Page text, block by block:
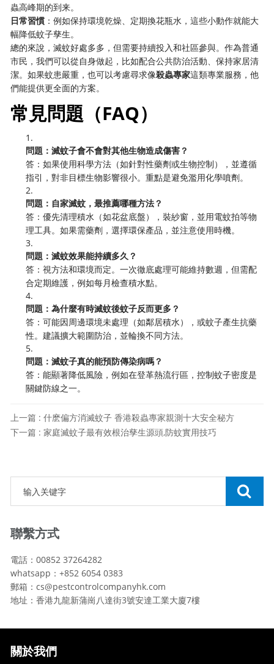
蟲高峰期的到来。
日常習慣 ：例如保持環境乾燥、定期換花瓶水，這些小動作就能大
幅降低蚊子孳生。
總的來說，滅蚊好處多多，但需要持續投入和社區參與。作為普通
市民，我們可以從自身做起，比如配合公共防治活動、保持家居清
潔。如果蚊患嚴重，也可以考慮尋求像殺蟲專家這類專業服務，他
們能提供更全面的方案。
常見問題（FAQ）
1.
問題：滅蚊子會不會對其他生物造成傷害？
答：如果使用科學方法（如針對性藥劑或生物控制），並遵循
指引，對非目標生物影響很小。重點是避免濫用化學噴劑。
2.
問題：自家滅蚊，最推薦哪種方法？
答：優先清理積水（如花盆底盤），裝紗窗，並用電蚊拍等物
理工具。如果需藥劑，選擇環保產品，並注意使用時機。
3.
問題：滅蚊效果能持續多久？
答：視方法和環境而定。一次徹底處理可能維持數週，但需配
合定期維護，例如每月檢查積水點。
4.
問題：為什麼有時滅蚊後蚊子反而更多？
答：可能因周邊環境未處理（如鄰居積水），或蚊子產生抗藥
性。建議擴大範圍防治，並輪換不同方法。
5.
問題：滅蚊子真的能預防傳染病嗎？
答：能顯著降低風險，例如在登革熱流行區，控制蚊子密度是
關鍵防線之一。
上一篇 : 什麽偏方消滅蚊子 香港殺蟲專家親測十大安全秘方
下一篇 : 家庭滅蚊子最有效根治孳生源頭,防蚊實用技巧
聯繫方式
電話：00852 37264282
whatsapp：+852 6054 0383
郵箱：cs@pestcontrolcompanyhk.com
地址：香港九龍新蒲崗八達街3號安達工業大廈7樓
關於我們